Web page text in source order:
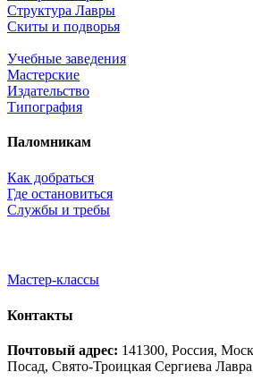
Структура Лавры
Скиты и подворья
Учебные заведения
Мастерские
Издательство
Типография
Паломникам
Как добраться
Где остановиться
Службы и требы
Мастер-классы
Контакты
Почтовый адрес: 141300, Россия,
Посад, Свято-Троицкая Сергиева Лавра